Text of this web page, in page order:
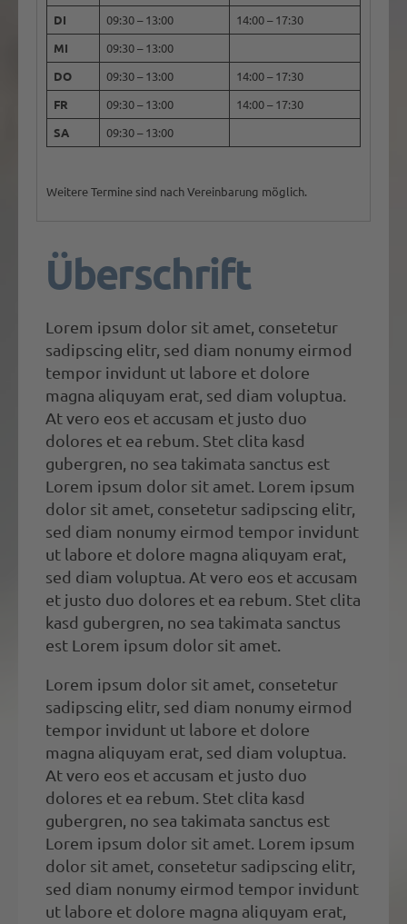
DI
09:30 – 13:00
14:00 – 17:30
MI
09:30 – 13:00
DO
09:30 – 13:00
14:00 – 17:30
FR
09:30 – 13:00
14:00 – 17:30
SA
09:30 – 13:00
Weitere Termine sind nach Vereinbarung möglich.
Überschrift
Lorem ipsum dolor sit amet, consetetur
sadipscing elitr, sed diam nonumy eirmod
tempor invidunt ut labore et dolore
magna aliquyam erat, sed diam voluptua.
At vero eos et accusam et justo duo
dolores et ea rebum. Stet clita kasd
gubergren, no sea takimata sanctus est
Lorem ipsum dolor sit amet. Lorem ipsum
dolor sit amet, consetetur sadipscing elitr,
sed diam nonumy eirmod tempor invidunt
ut labore et dolore magna aliquyam erat,
sed diam voluptua. At vero eos et accusam
et justo duo dolores et ea rebum. Stet clita
kasd gubergren, no sea takimata sanctus
est Lorem ipsum dolor sit amet.
Lorem ipsum dolor sit amet, consetetur
sadipscing elitr, sed diam nonumy eirmod
tempor invidunt ut labore et dolore
magna aliquyam erat, sed diam voluptua.
At vero eos et accusam et justo duo
dolores et ea rebum. Stet clita kasd
gubergren, no sea takimata sanctus est
Lorem ipsum dolor sit amet. Lorem ipsum
dolor sit amet, consetetur sadipscing elitr,
sed diam nonumy eirmod tempor invidunt
ut labore et dolore magna aliquyam erat,